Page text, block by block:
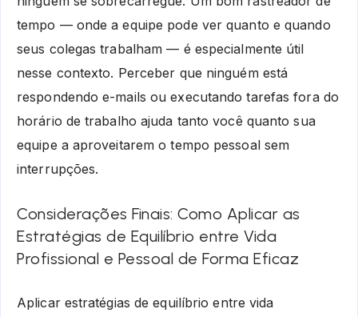
tempo — onde a equipe pode ver quanto e quando
seus colegas trabalham — é especialmente útil
nesse contexto. Perceber que ninguém está
respondendo e-mails ou executando tarefas fora do
horário de trabalho ajuda tanto você quanto sua
equipe a aproveitarem o tempo pessoal sem
interrupções.
Considerações Finais: Como Aplicar as
Estratégias de Equilíbrio entre Vida
Profissional e Pessoal de Forma Eficaz
Aplicar estratégias de equilíbrio entre vida